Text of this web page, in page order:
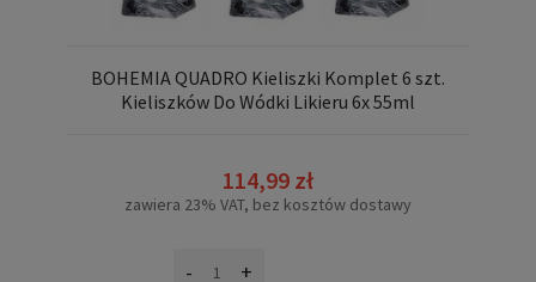
BOHEMIA QUADRO Kieliszki Komplet 6 szt.
Kieliszków Do Wódki Likieru 6x 55ml
114,99 zł
zawiera 23% VAT, bez kosztów dostawy
- +